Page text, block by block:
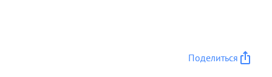
организацию тылов по обеспечению выполнения
Поделиться